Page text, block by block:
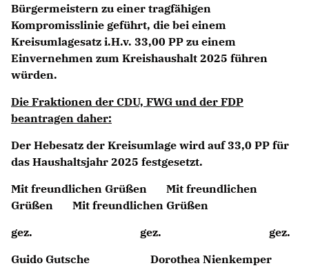
Bürgermeistern zu einer tragfähigen
Kompromisslinie geführt, die bei einem
Kreisumlagesatz i.H.v. 33,00 PP zu einem
Einvernehmen zum Kreishaushalt 2025 führen
würden.
Die Fraktionen der CDU, FWG und der FDP
beantragen daher:
Der Hebesatz der Kreisumlage wird auf 33,0 PP für
das Haushaltsjahr 2025 festgesetzt.
Mit freundlichen Grüßen Mit freundlichen
Grüßen Mit freundlichen Grüßen
gez. gez. gez.
Guido Gutsche Dorothea Nienkemper